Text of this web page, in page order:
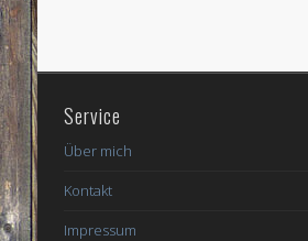
Service
Über mich
Kontakt
Impressum